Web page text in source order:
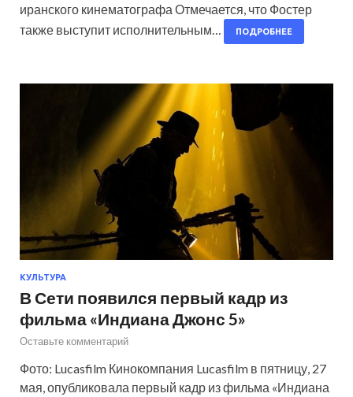
иранского кинематографа Отмечается, что Фостер
также выступит исполнительным…
ПОДРОБНЕЕ
КУЛЬТУРА
В Сети появился первый кадр из
фильма «Индиана Джонс 5»
Оставьте комментарий
Фото: Lucasfilm Кинокомпания Lucasfilm в пятницу, 27
мая, опубликовала первый кадр из фильма «Индиана